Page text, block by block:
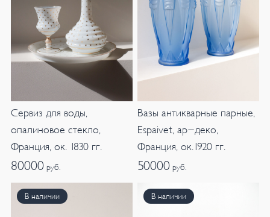
Сервиз для воды,
опалиновое стекло,
Франция, ок. 1830 гг.
80000 руб.
Вазы антикварные парные,
Espaivet, ар-деко,
Франция, ок.1920 гг.
50000 руб.
В наличии В наличии